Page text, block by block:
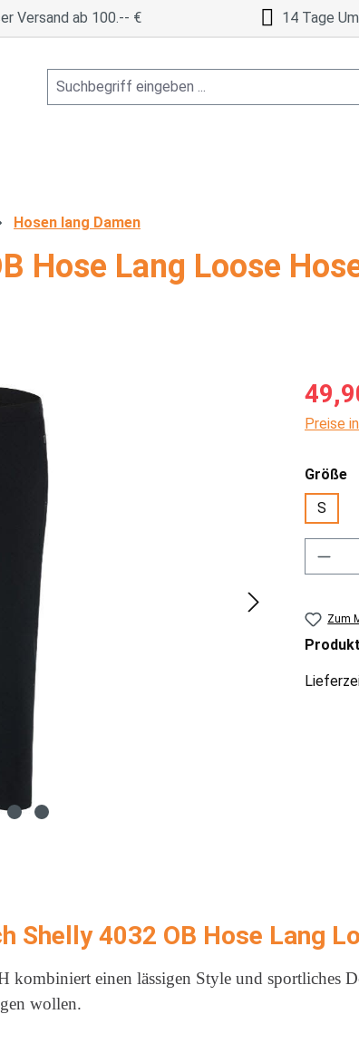
Versand ab 100.-- € 14 Tage
Hosen lang Damen
Hose Lang Loose
Preise
Größe
S
Zum
Shelly 4032 OB Hose Lang
einen lässigen Style und sportliches
wollen.